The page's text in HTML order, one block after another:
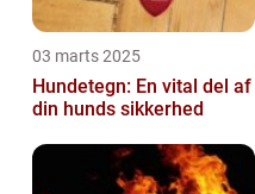
03 marts 2025
Hundetegn: En vital del af
din hunds sikkerhed